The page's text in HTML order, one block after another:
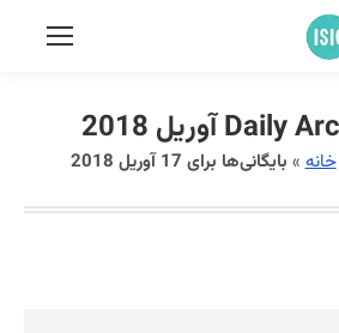
Daily
خانه» بایگانی‌ها برای 17 آوریل 2018